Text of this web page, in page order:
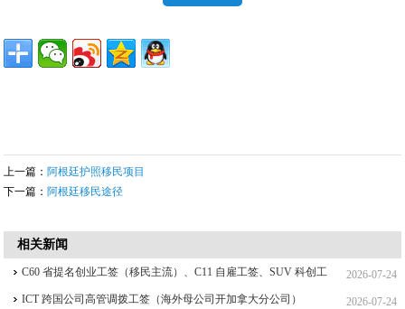
上一篇：阿根廷护照移民项目
下一篇：阿根廷移民途径
相关新闻
2026-07-24
C60 省提名创业工签（移民主流）、C11 自雇工签、SUV 科创工
签、ICT 跨国高管工签比较 2026-07-24
ICT 跨国公司高管调拨工签（海外母公司开加拿大分公司）